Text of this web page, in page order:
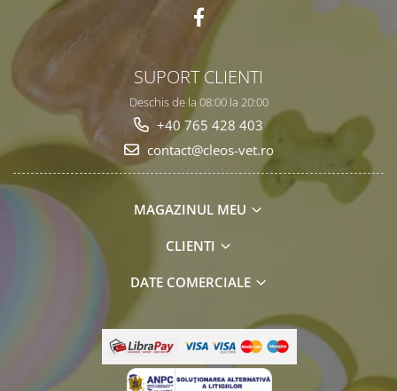
SUPORT CLIENTI
Deschis de la 08:00 la 20:00
+40 765 428 403
contact@cleos-vet.ro
MAGAZINUL MEU
CLIENTI
DATE COMERCIALE